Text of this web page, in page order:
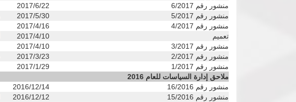
منشور رقم 6/2017
2017/6/22
منشور رقم 5/2017
2017/5/30
منشور رقم 4/2017
2017/4/16
تعميم
2017/4/10
منشور رقم 3/2017
2017/4/10
منشور رقم 2/2017
2017/3/23
منشور رقم 1/2017
2017/1/29
ملاحق إدارة السياسات للعام 2016
منشور رقم 16/2016
2016/12/14
منشور رقم 15/2016
2016/12/12